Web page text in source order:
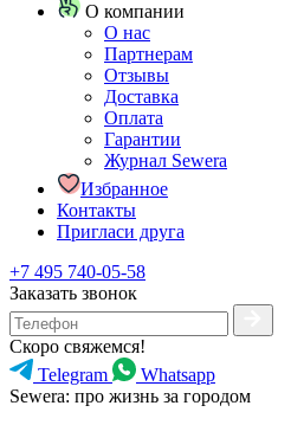
О компании
О нас
Партнерам
Отзывы
Доставка
Оплата
Гарантии
Журнал Sewera
Избранное
Контакты
Пригласи друга
+7 495 740-05-58
Заказать звонок
Скоро свяжемся!
Telegram
Whatsapp
Sewera: про жизнь за городом